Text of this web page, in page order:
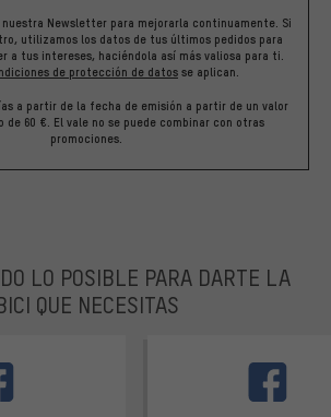
nuestra Newsletter para mejorarla continuamente. Si
utilizamos los datos de tus últimos pedidos para
a tus intereses, haciéndola así más valiosa para ti.
de protección de datos se aplican.
a partir de la fecha de emisión a partir de un valor
de 60 €. El vale no se puede combinar con otras
promociones.
LO POSIBLE PARA DARTE LA
QUE NECESITAS